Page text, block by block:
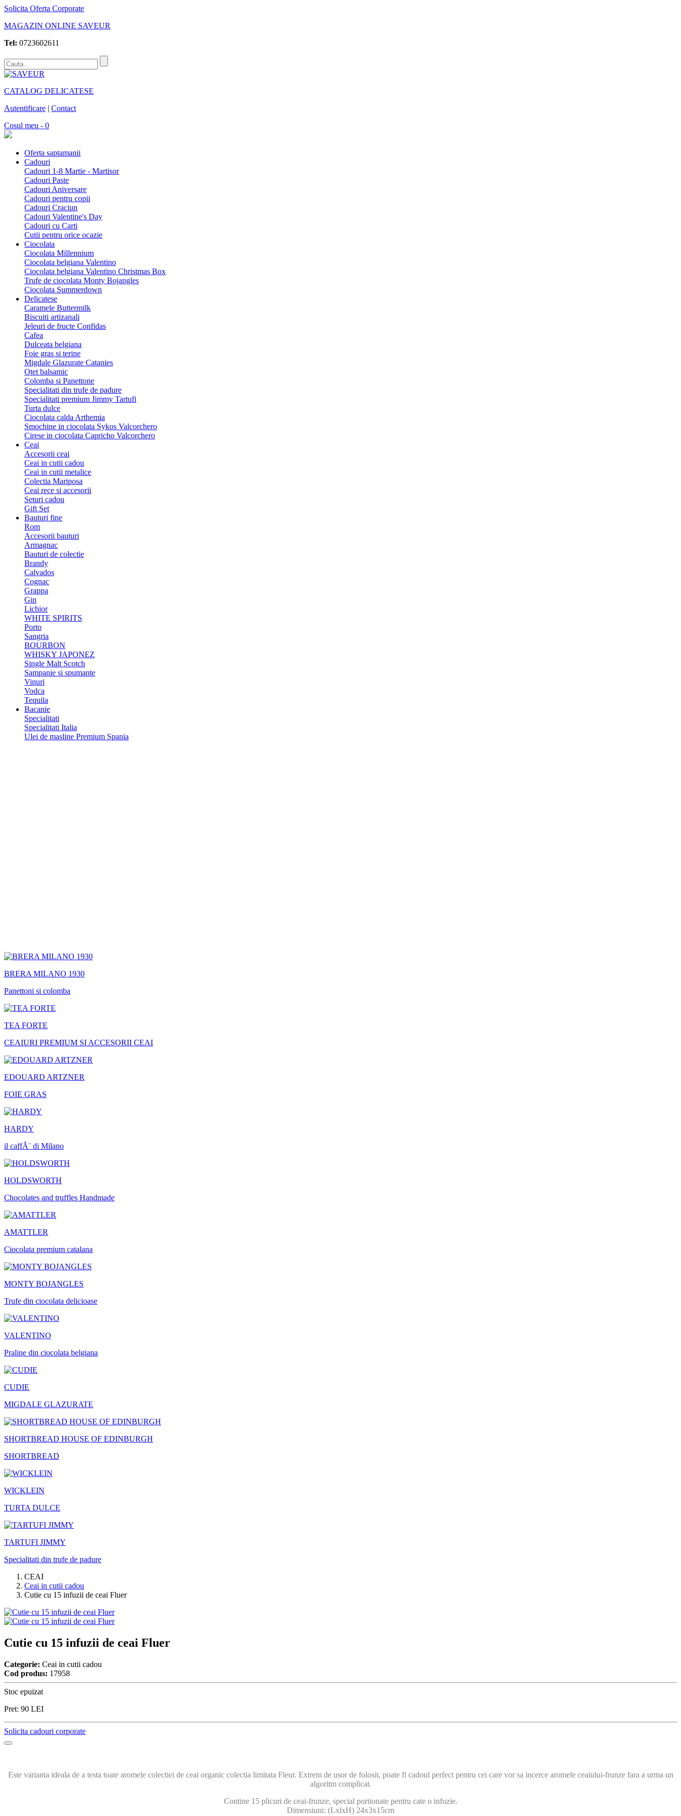
Solicita Oferta Corporate
MAGAZIN ONLINE SAVEUR
Tel: 0723602611
CATALOG DELICATESE
Autentificare | Contact
Cosul meu - 0
Oferta saptamanii
Cadouri
Cadouri 1-8 Martie - Martisor
Cadouri Paste
Cadouri Aniversare
Cadouri pentru copii
Cadouri Craciun
Cadouri Valentine's Day
Cadouri cu Carti
Cutii pentru orice ocazie
Ciocolata
Ciocolata Millennium
Ciocolata belgiana Valentino
Ciocolata belgiana Valentino Christmas Box
Trufe de ciocolata Monty Bojangles
Ciocolata Summerdown
Delicatese
Caramele Buttermilk
Biscuiti artizanali
Jeleuri de fructe Confidas
Cafea
Dulceata belgiana
Foie gras si terine
Migdale Glazurate Catanies
Otet balsamic
Colomba si Panettone
Specialitati din trufe de padure
Specialitati premium Jimmy Tartufi
Turta dulce
Ciocolata calda Arthemia
Smochine in ciocolata Sykos Valcorchero
Cirese in ciocolata Capricho Valcorchero
Ceai
Accesorii ceai
Ceai in cutii cadou
Ceai in cutii metalice
Colectia Mariposa
Ceai rece si accesorii
Seturi cadou
Gift Set
Bauturi fine
Rom
Accesorii bauturi
Armagnac
Bauturi de colectie
Brandy
Calvados
Cognac
Grappa
Gin
Lichior
WHITE SPIRITS
Porto
Sangria
BOURBON
WHISKY JAPONEZ
Single Malt Scotch
Sampanie si spumante
Vinuri
Vodca
Tequila
Bacanie
Specialitati
Specialitati Italia
Ulei de masline Premium Spania
BRERA MILANO 1930
Panettoni si colomba
TEA FORTE
CEAIURI PREMIUM SI ACCESORII CEAI
EDOUARD ARTZNER
FOIE GRAS
HARDY
il caffÃ¨ di Milano
HOLDSWORTH
Chocolates and truffles Handmade
AMATTLER
Ciocolata premium catalana
MONTY BOJANGLES
Trufe din ciocolata delicioase
VALENTINO
Praline din ciocolata belgiana
CUDIE
MIGDALE GLAZURATE
SHORTBREAD HOUSE OF EDINBURGH
SHORTBREAD
WICKLEIN
TURTA DULCE
TARTUFI JIMMY
Specialitati din trufe de padure
CEAI
Ceai in cutii cadou
Cutie cu 15 infuzii de ceai Fluer
Cutie cu 15 infuzii de ceai Fluer
Categorie: Ceai in cutii cadou
Cod produs: 17958
Stoc epuizat
Pret: 90 LEI
Solicita cadouri corporate
Este varianta ideala de a testa toate aromele colectiei de ceai organic colectia limitata Fleur. Extrem de usor de folosit, poate fi cadoul perfect pentru cei care vor sa incerce aromele ceaiului-frunze fara a urma un
algoritm complicat.
Contine 15 plicuri de ceai-frunze, special portionate pentru cate o infuzie.
Dimensiuni: (LxlxH) 24x3x15cm